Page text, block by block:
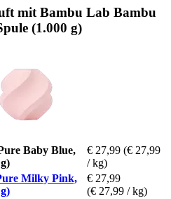
mit Bambu Lab Bambu
(1.000 g)
Baby Blue,
€ 27,99 (€ 27,99
/ kg)
Milky Pink,
€ 27,99
(€ 27,99 / kg)